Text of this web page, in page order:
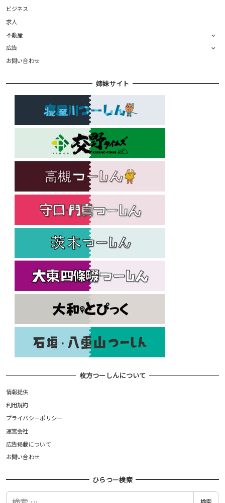
ビジネス
求人
不動産
広告
お問い合わせ
姉妹サイト
枚方つーしんについて
情報提供
利用規約
プライバシーポリシー
運営会社
広告掲載について
お問い合わせ
ひらつー検索
検